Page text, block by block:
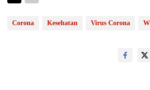
Corona Kesehatan Virus Corona